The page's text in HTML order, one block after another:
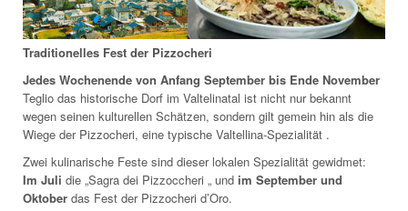
Traditionelles Fest der Pizzocheri
Jedes Wochenende von Anfang September bis Ende November
Teglio das historische Dorf im Valtelinatal ist nicht nur bekannt
wegen seinen kulturellen Schätzen, sondern gilt gemein hin als die
Wiege der Pizzocheri, eine typische Valtellina-Spezialität .
Zwei kulinarische Feste sind dieser lokalen Spezialität gewidmet:
Im Juli die „Sagra dei Pizzoccheri „ und im September und
Oktober das Fest der Pizzocheri d’Oro.